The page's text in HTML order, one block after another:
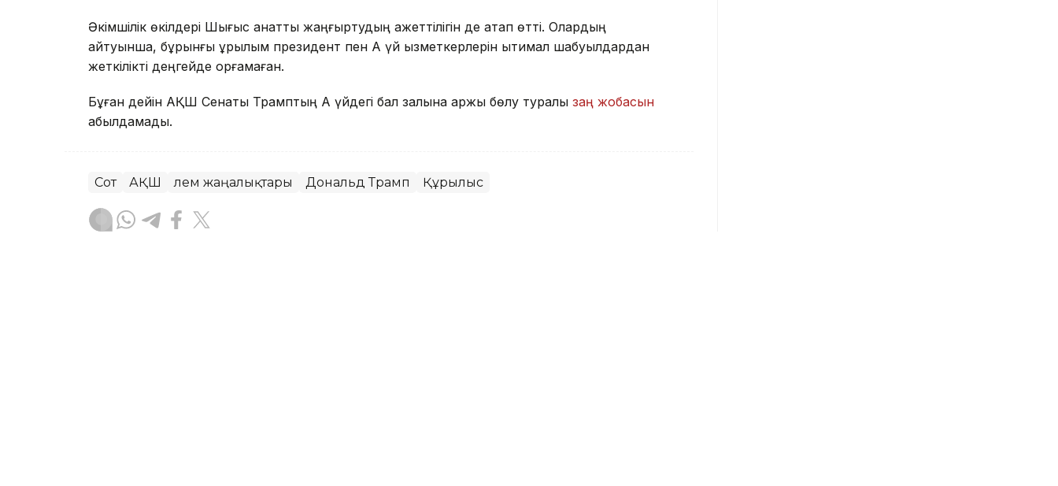
Әкімшілік өкілдері Шығыс қанатты жаңғыртудың қажеттілігін де атап өтті. Олардың
айтуынша, бұрынғы құрылым президент пен Ақ үй қызметкерлерін ықтимал шабуылдардан
жеткілікті деңгейде қорғамаған.
Бұған дейін АҚШ Сенаты Трамптың Ақ үйдегі бал залына қаржы бөлу туралы заң жобасын
қабылдамады.
Сот АҚШ Әлем жаңалықтары Дональд Трамп Құрылыс